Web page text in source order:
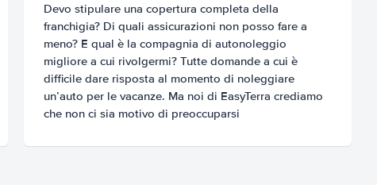
Devo stipulare una copertura completa della
franchigia? Di quali assicurazioni non posso fare a
meno? E qual è la compagnia di autonoleggio
migliore a cui rivolgermi? Tutte domande a cui è
difficile dare risposta al momento di noleggiare
un’auto per le vacanze. Ma noi di EasyTerra crediamo
che non ci sia motivo di preoccuparsi